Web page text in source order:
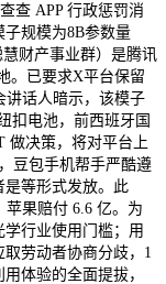
查 APP 行政惩罚消
规模为8B参数量
财产事业群）是腾讯
。已要求X平台保留
讲话人暗示，该模子
扣电池，前西班牙国
做决策，将对平台上
豆包手机帮手严酷遵
是等形式发放。此
果赔付 6.6 亿。为
行业使用门槛；用
劳动者协商分歧，1
体验的全面提拔，